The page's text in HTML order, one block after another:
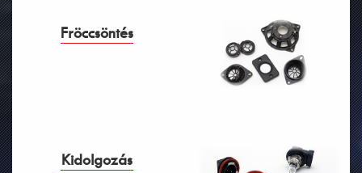
Fröccsöntés
Kidolgozás